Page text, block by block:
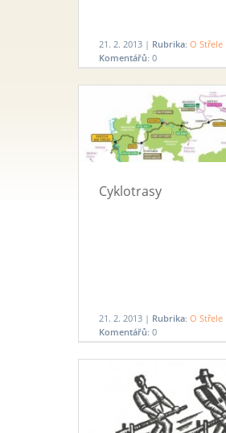
21. 2. 2013 | Rubrika: O Střele
Komentářů: 0
Cyklotrasy
21. 2. 2013 | Rubrika: O Střele
Komentářů: 0